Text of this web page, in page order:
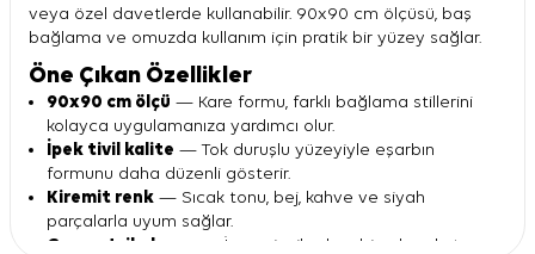
veya özel davetlerde kullanabilir. 90x90 cm ölçüsü, baş
bağlama ve omuzda kullanım için pratik bir yüzey sağlar.
Öne Çıkan Özellikler
90x90 cm ölçü — Kare formu, farklı bağlama stillerini
kolayca uygulamanıza yardımcı olur.
İpek tivil kalite — Tok duruşlu yüzeyiyle eşarbın
formunu daha düzenli gösterir.
Kiremit renk — Sıcak tonu, bej, kahve ve siyah
parçalarla uyum sağlar.
Geometrik desen
— İnce çizgiler, kombine hareket